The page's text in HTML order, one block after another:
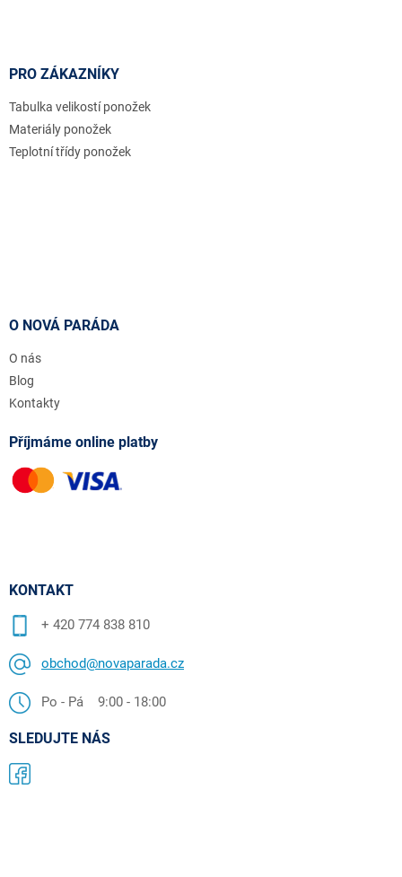
PRO ZÁKAZNÍKY
Tabulka velikostí ponožek
Materiály ponožek
Teplotní třídy ponožek
O NOVÁ PARÁDA
O nás
Blog
Kontakty
Příjmáme online platby
KONTAKT
+ 420 774 838 810
obchod@novaparada.cz
Po - Pá 9:00 - 18:00
SLEDUJTE NÁS